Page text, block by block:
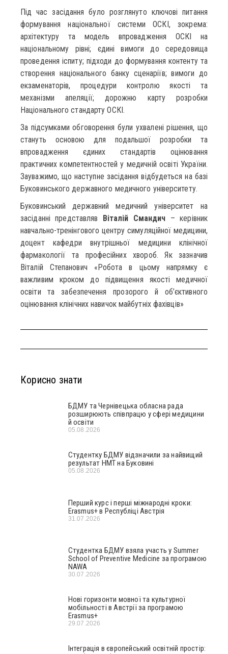
Під час засідання було розглянуто ключові питання
формування національної системи ОСКІ, зокрема:
архітектуру та модель впровадження ОСКІ на
національному рівні; єдині вимоги до середовища
проведення іспиту; підходи до формування контенту та
створення національного банку сценаріїв; вимоги до
екзаменаторів, процедури контролю якості та
механізми апеляції; дорожню карту розробки
Національного стандарту ОСКІ.
За підсумками обговорення були ухвалені рішення, що
стануть основою для подальшої розробки та
впровадження єдиних стандартів оцінювання
практичних компетентностей у медичній освіті України.
Зауважимо, що наступне засідання відбудеться на базі
Буковинського державного медичного університету.
Буковинський державний медичний університет на
засіданні представляв Віталій Смандич – керівник
навчально-тренінгового центру симуляційної медицини,
доцент кафедри внутрішньої медицини клінічної
фармакології та професійних хвороб. Як зазначив
Віталій Степанович «Робота в цьому напрямку є
важливим кроком до підвищення якості медичної
освіти та забезпечення прозорого й об’єктивного
оцінювання клінічних навичок майбутніх фахівців»
Корисно знати
БДМУ та Чернівецька обласна рада
розширюють співпрацю у сфері медицини
й освіти
05.08.2026
Студентку БДМУ відзначили за найвищий
результат НМТ на Буковині
05.08.2026
Перший курс і перші міжнародні кроки:
Erasmus+ в Республіці Австрія
31.07.2026
Студентка БДМУ взяла участь у Summer
School of Preventive Medicine за програмою
NAWA
30.07.2026
Нові горизонти мовної та культурної
мобільності в Австрії за програмою
Erasmus+
29.07.2026
Інтеграція в європейський освітній простір: